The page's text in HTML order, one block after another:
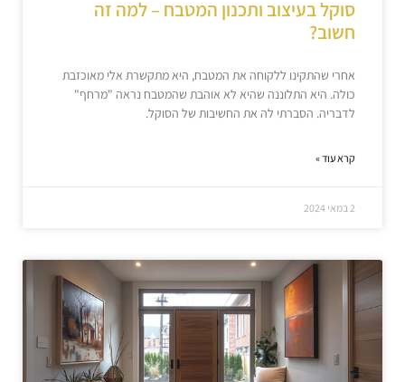
סוקל בעיצוב ותכנון המטבח – למה זה
חשוב?
אחרי שהתקינו ללקוחה את המטבח, היא מתקשרת אלי מאוכזבת
כולה. היא התלוננה שהיא לא אוהבת שהמטבח נראה "מרחף"
לדבריה. הסברתי לה את החשיבות של הסוקל.
קרא עוד »
2 במאי 2024